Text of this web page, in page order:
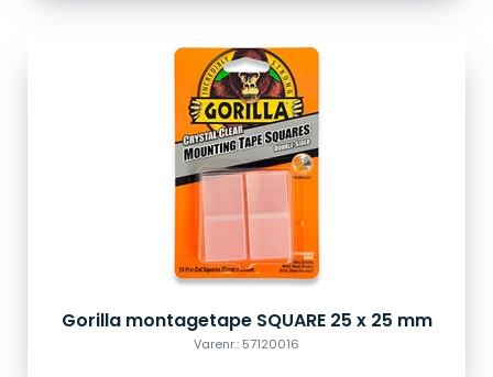
Gorilla montagetape SQUARE 25 x 25 mm
Varenr.: 57120016